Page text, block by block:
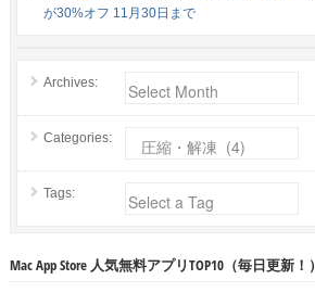
が30%オフ 11月30日まで
Archives:
Categories:
Tags:
Mac App Store 人気無料アプリTOP10（毎日更新！）